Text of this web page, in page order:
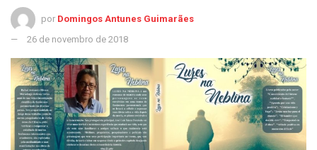
por Domingos Antunes Guimarães
26 de novembro de 2018